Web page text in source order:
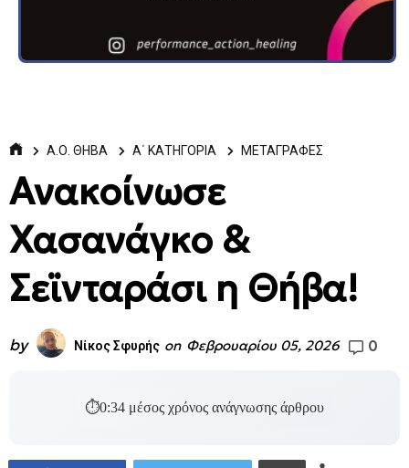
Α.Ο. ΘΗΒΑ Α΄ ΚΑΤΗΓΟΡΙΑ ΜΕΤΑΓΡΑΦΕΣ
Ανακοίνωσε
Χασανάγκο &
Σεϊνταράσι η Θήβα!
by Νίκος Σφυρής on Φεβρουαρίου 05, 2026 0
⏱0:34 μέσος χρόνος ανάγνωσης άρθρου